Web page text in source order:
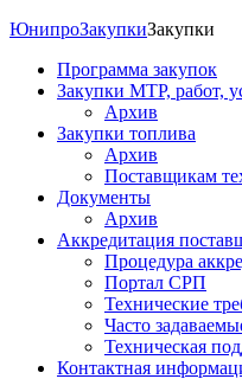
ЮнипроЗакупкиЗакупки
Программа закупок
Закупки МТР, работ,
Архив
Закупки топлива
Архив
Поставщикам
Документы
Архив
Аккредитация
Процедура
Портал СРП
Технические
Часто
Техническая
Контактная